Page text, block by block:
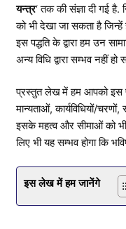
यन्त्र‘ तक की संज्ञा दी गई
को भी देखा जा सकता है
इस पद्धति के द्वारा हम उन
अन्य विधि द्वारा सम्भव नहीं हो
प्रस्तुत लेखमें हम आपको इस
मान्यताओं, कार्यविधियों/
इसके महत्व और सीमाओं को
लिए भी यह सम्भव होगा कि
इस लेख में हम जानेंगे